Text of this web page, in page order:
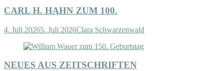
CARL H. HAHN ZUM 100.
4. Juli 20265. Juli 2026Clara Schwarzenwald
NEUES AUS ZEITSCHRIFTEN